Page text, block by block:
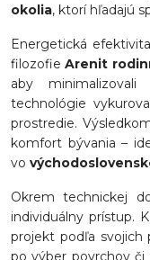
okolia, ktorí hľadajú
Energetická
filozofieArenit
aby
technológie
prostredie.
komfort bývania –
vo
Okrem technickej
individuálny prístup.
projekt podľa svojich
po výber povrchov či